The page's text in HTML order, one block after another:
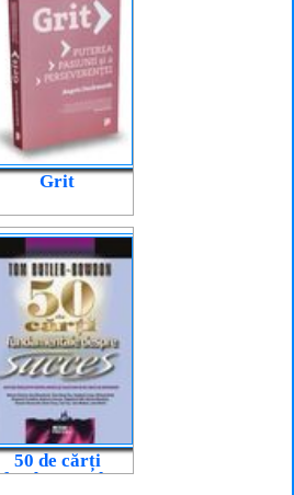
Grit
50 de cărți
fundamentale